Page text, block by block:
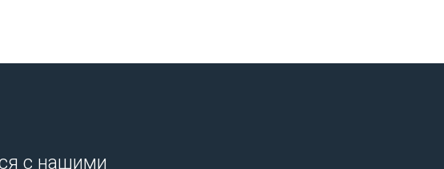
с нашими